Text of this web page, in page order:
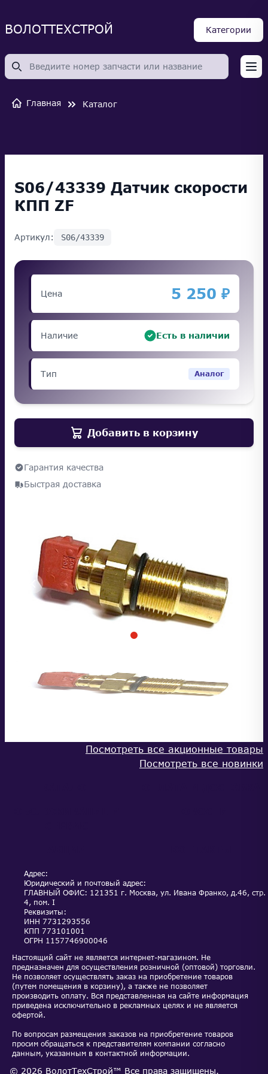
ВОЛОТТЕХСТРОЙ Категории
Главная Каталог
S06/43339 Датчик скорости
КПП ZF
Артикул: S06/43339
Цена 5 250 ₽
Наличие Есть в наличии
Тип Аналог
Добавить в корзину
Гарантия качества
Быстрая доставка
Посмотреть все акционные товары
Посмотреть все новинки
Адрес:
Юридический и почтовый адрес:
ГЛАВНЫЙ ОФИС: 121351 г. Москва, ул. Ивана Франко, д.46, стр.
4, пом. I
Реквизиты:
ИНН 7731293556
КПП 773101001
ОГРН 1157746900046
Настоящий сайт не является интернет-магазином. Не
предназначен для осуществления розничной (оптовой) торговли.
Не позволяет осуществлять заказ на приобретение товаров
(путем помещения в корзину), а также не позволяет
производить оплату. Вся представленная на сайте информация
приведена исключительно в рекламных целях и не является
офертой.
По вопросам размещения заказов на приобретение товаров
просим обращаться к представителям компании согласно
данным, указанным в контактной информации.
© 2026 ВолотТехСтрой™ Все права защищены.